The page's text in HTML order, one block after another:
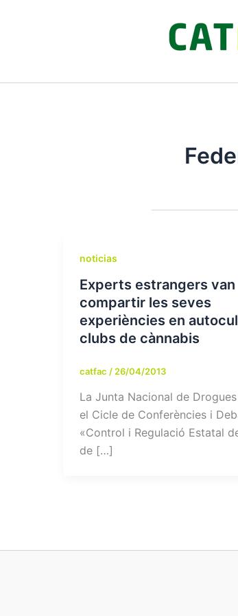
noticias
Experts estrangers van
compartir les seves
experiències en
clubs de cànnabis
catfac / 26/04/2013
La Junta Nacional de
el Cicle de Conferències i
«Control i Regulació Estatal
de […]